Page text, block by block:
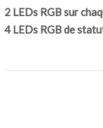
2 LEDs RGB sur
4 LEDs RGB de